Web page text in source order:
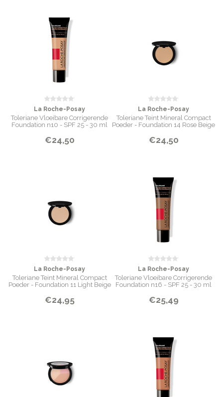
La Roche-Posay
Toleriane Vloeibare Corrigerende
Foundation n10 - SPF 25 - 30 ml
€24,50
La Roche-Posay
Toleriane Teint Mineral Compact
Poeder - Foundation 14 Rose Beige
€24,50
La Roche-Posay
Toleriane Teint Mineral Compact
Poeder - Foundation 11 Light Beige
€24,95
La Roche-Posay
Toleriane Vloeibare Corrigerende
Foundation n16 - SPF 25 - 30 ml
€25,49